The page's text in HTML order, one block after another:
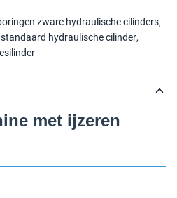
zware hydraulische cilinders,
standaard hydraulische cilinder,
met ijzeren